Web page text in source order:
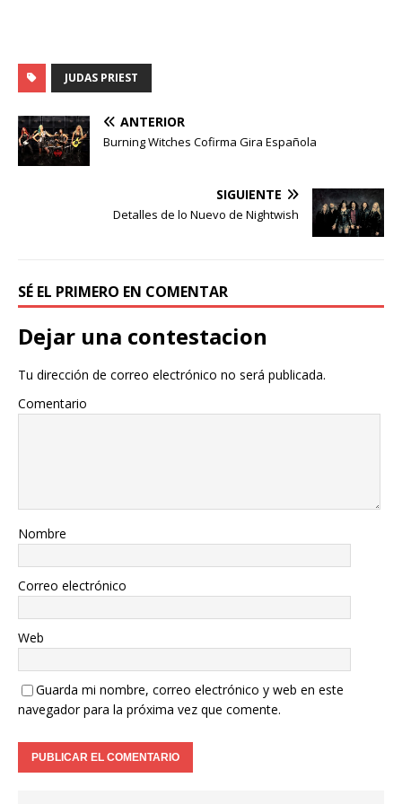
JUDAS PRIEST
ANTERIOR
Burning Witches Cofirma Gira Española
SIGUIENTE
Detalles de lo Nuevo de Nightwish
SÉ EL PRIMERO EN COMENTAR
Dejar una contestacion
Tu dirección de correo electrónico no será publicada.
Comentario
Nombre
Correo electrónico
Web
Guarda mi nombre, correo electrónico y web en este
navegador para la próxima vez que comente.